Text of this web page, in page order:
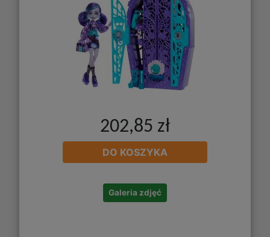
202,85 zł
DO KOSZYKA
Galeria zdjęć